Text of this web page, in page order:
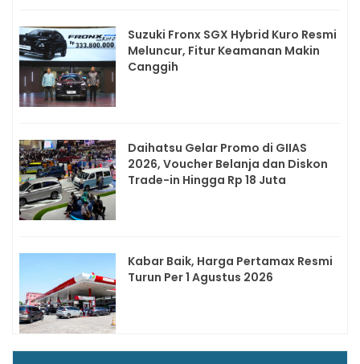
Suzuki Fronx SGX Hybrid Kuro Resmi
Meluncur, Fitur Keamanan Makin
Canggih
Daihatsu Gelar Promo di GIIAS
2026, Voucher Belanja dan Diskon
Trade-in Hingga Rp 18 Juta
Kabar Baik, Harga Pertamax Resmi
Turun Per 1 Agustus 2026